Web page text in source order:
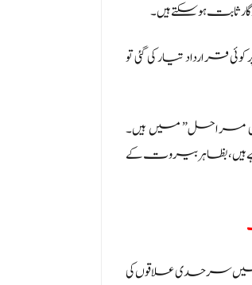
ثابت ہو سکتے ہیں۔
قرارداد تیار کی گئی تو
مراحل” میں ہیں۔
رہے ہیں، بظاہر بیروت کے
بندی سے شروع ہوگا جس میں سرحدی علاقوں کی